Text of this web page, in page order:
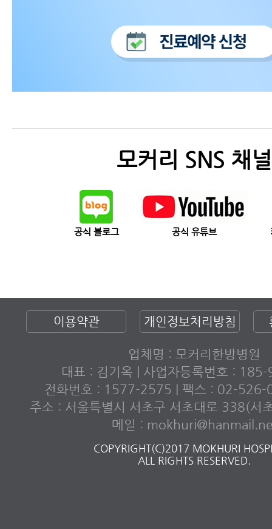
모커리 SNS 채널
공식 블로그 공식 유튜브
이용약관 개인정보처리방침
업체명 : 모커리한방병원
대표 : 김기옥 | 사업자등록번호 :
전화번호 : 1577-2575 | 팩스 : 02-526-
주소 : 서울특별시 서초구 서초대로 338(서
메일 :
COPYRIGHT(C)2017 MOKHURI
ALL RIGHTS RESERVED.